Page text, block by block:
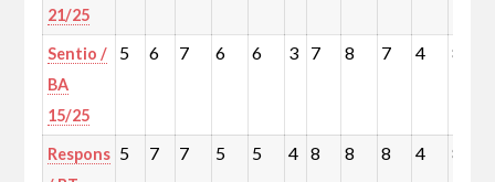
21/25
Sentio /
BA
15/25
5 6 7 6 6 3 7 8 7 4 8
Respons 5 7 7 5 5 4 8 8 8 4 8